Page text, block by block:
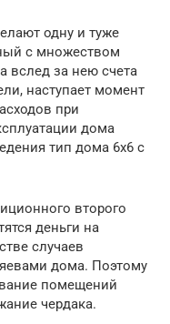
одну и туже
с множеством
вслед за нею счета
наступает момент
при
дома
тип дома 6х6 с
второго
деньги на
случаев
дома. Поэтому
помещений
чердака.